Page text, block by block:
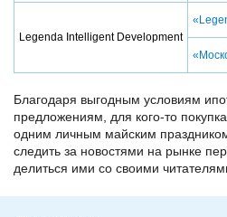
Legenda Intelligent Development
Благодаря выгодным условиям
предложениям, для кого-то
одним личным майским
следить за новостями на рынке
делиться ими со своими